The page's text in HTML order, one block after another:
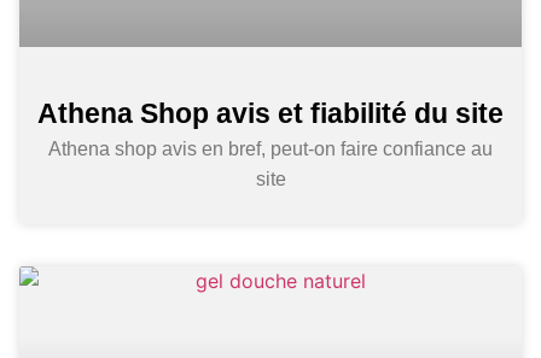
Athena Shop avis et fiabilité du site
Athena shop avis en bref, peut-on faire confiance au
site